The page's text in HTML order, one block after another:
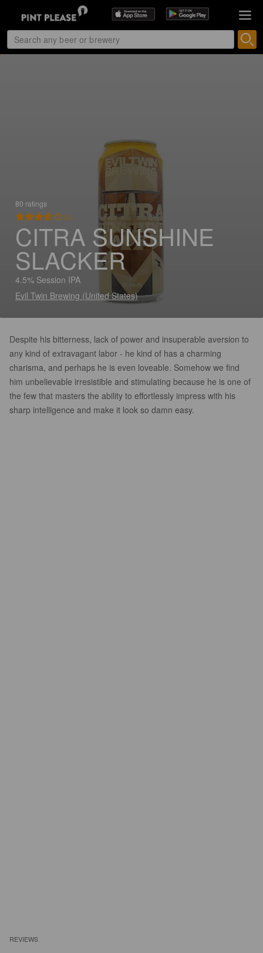
80 ratings
3.6
CITRA SUNSHINE
SLACKER
4.5% Session IPA
Evil Twin Brewing (United States)
Despite his bitterness, lack of power and insuperable aversion to
any kind of extravagant labor - he kind of has a charming
charisma, and perhaps he is even loveable. Somehow we find
him unbelievable irresistible and stimulating because he is one of
the few that masters the ability to effortlessly impress with his
sharp intelligence and make it look so damn easy.
REVIEWS